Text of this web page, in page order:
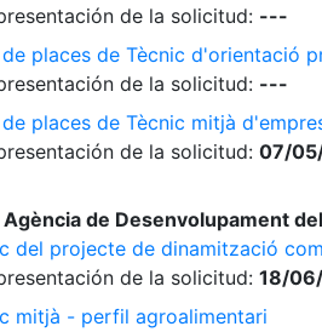
de la solicitud: ---
places de Tècnic d'orientació
de la solicitud: ---
places de Tècnic mitjà
de la solicitud: 07/
de Desenvolupament
del projecte de dinamització
de la solicitud: 18/
mitjà - perfil agroalimentari